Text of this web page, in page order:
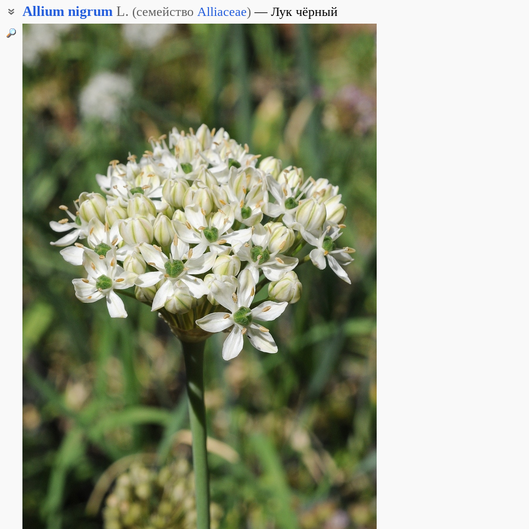
Allium nigrum L. (семейство Alliaceae) Лук чёрный